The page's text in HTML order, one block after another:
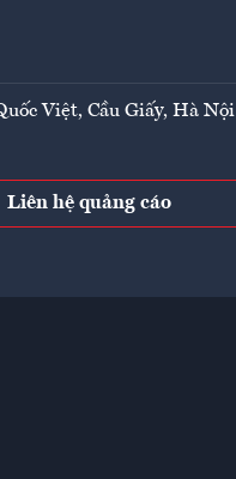
Việt, Cầu Giấy, Hà Nội
Liên hệ quảng cáo